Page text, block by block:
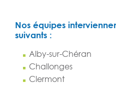
Nos équipes
suivants :
Alby-sur-Chéran
Challonges
Clermont